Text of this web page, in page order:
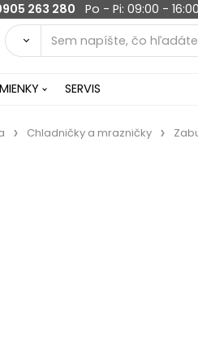
263 280 Po - Pi: 09:00 - 16:00
SERVIS
Chladničky a mrazničky